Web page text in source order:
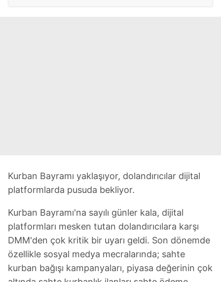
Kurban Bayramı yaklaşıyor, dolandırıcılar dijital
platformlarda pusuda bekliyor.
Kurban Bayramı'na sayılı günler kala, dijital
platformları mesken tutan dolandırıcılara karşı
DMM'den çok kritik bir uyarı geldi. Son dönemde
özellikle sosyal medya mecralarında; sahte
kurban bağışı kampanyaları, piyasa değerinin çok